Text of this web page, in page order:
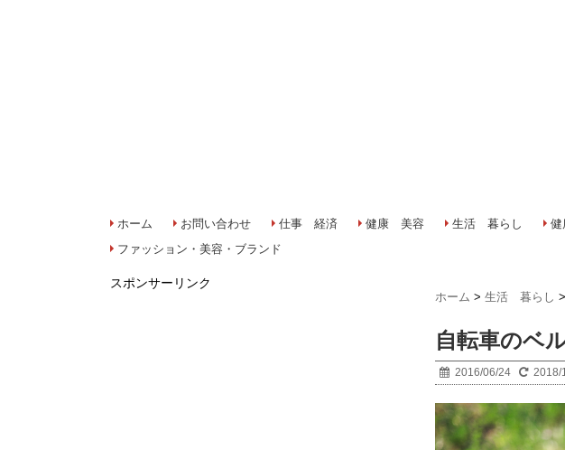
ホーム お問い合わせ 仕事 経済 健康 美容 生活 暮らし
ファッション・美容・ブランド
ホーム > 生活 暮らし >
自転車のベ
2016/06/24 2018/
スポンサーリンク